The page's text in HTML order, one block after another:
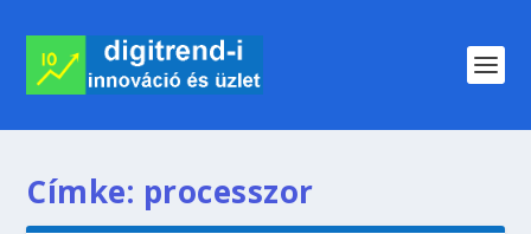
Címke: processzor